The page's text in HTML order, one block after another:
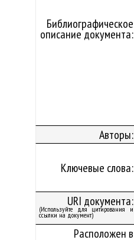
Библиографическое
описание документа:
Авторы:
Ключевые слова:
URI документа:
(Используйте для цитирования и
ссылки на документ)
Расположен в